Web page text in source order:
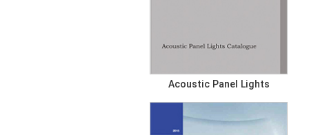
Acoustic Panel Lights